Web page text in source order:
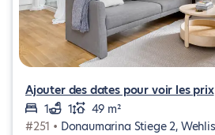
Ajouter des dates pour voir les prix
1
1
49 m²
#251 • Donaumarina Stiege 2, Wehlistraße 330,